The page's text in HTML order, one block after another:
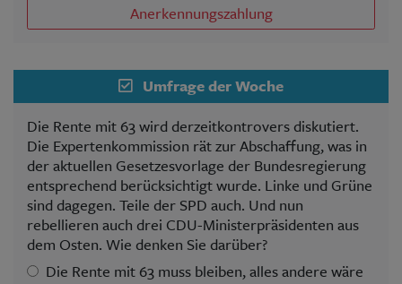
Anerkennungszahlung
Umfrage der Woche
Die Rente mit 63 wird derzeitkontrovers diskutiert.
Die Expertenkommission rät zur Abschaffung, was in
der aktuellen Gesetzesvorlage der Bundesregierung
entsprechend berücksichtigt wurde. Linke und Grüne
sind dagegen. Teile der SPD auch. Und nun
rebellieren auch drei CDU-Ministerpräsidenten aus
dem Osten. Wie denken Sie darüber?
Die Rente mit 63 muss bleiben, alles andere wäre